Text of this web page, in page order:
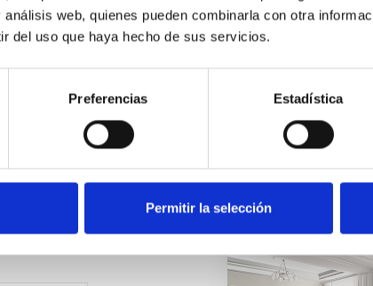
web, quienes pueden combinarla con otra
del uso que haya hecho de sus servicios.
Preferencias Estadística
Permitir la selección